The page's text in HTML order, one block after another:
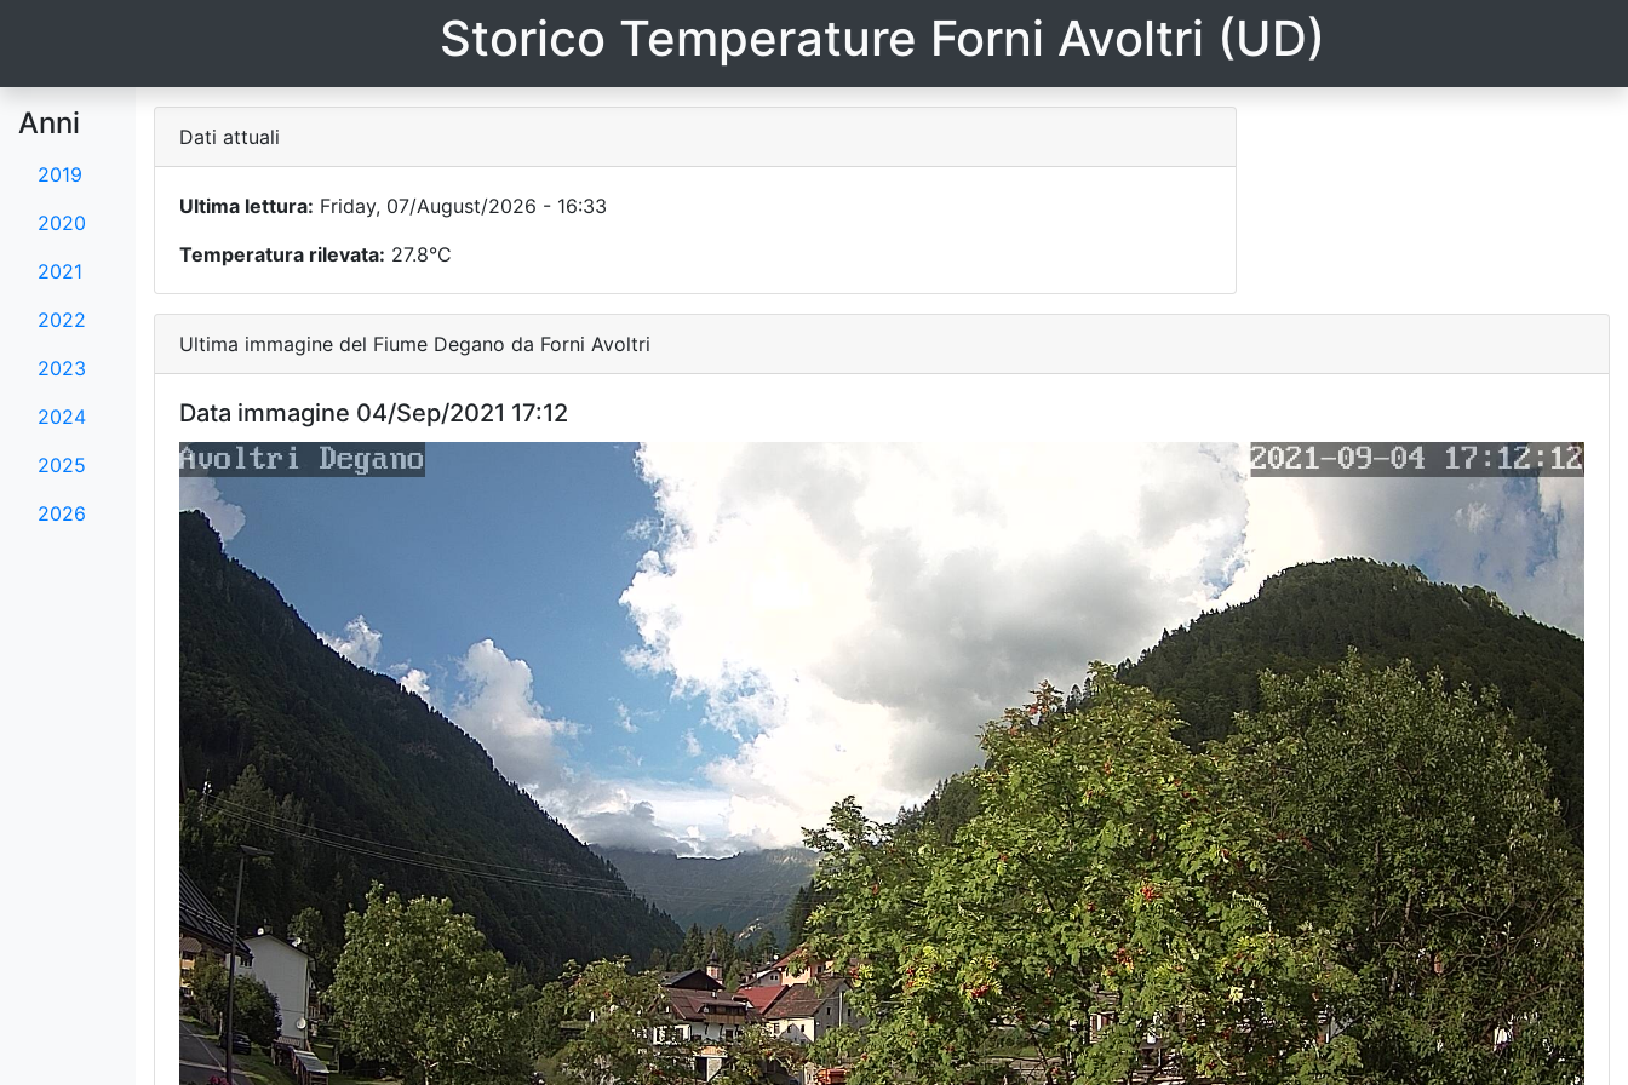
Storico Temperature Forni Avoltri (UD)
Anni
2019
2020
2021
2022
2023
2024
2025
2026
Dati attuali
Ultima lettura: Friday, 07/August/2026 - 16:33
Temperatura rilevata: 27.8°C
Ultima immagine del Fiume Degano da Forni Avoltri
Data immagine 04/Sep/2021 17:12